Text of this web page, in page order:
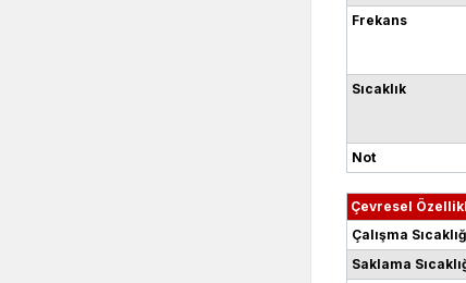
Frekans
Sıcaklık
Not
Çevresel
Çalışma
Saklama